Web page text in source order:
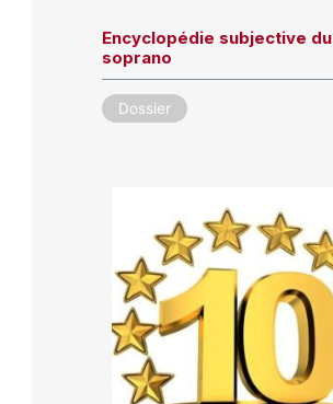
Encyclopédie subjective du
soprano
Dossier